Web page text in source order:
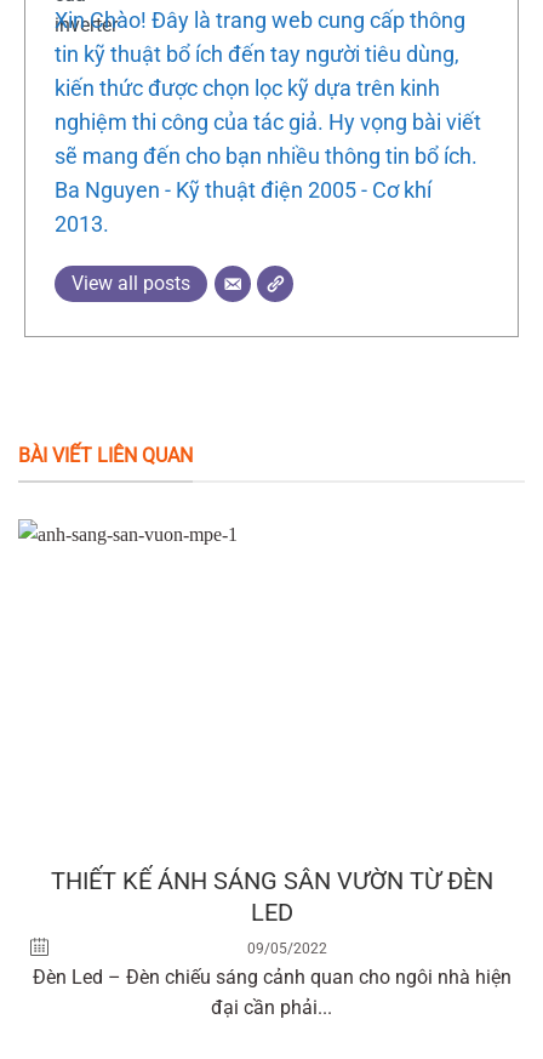
Xin Chào! Đây là trang web cung cấp thông
tin kỹ thuật bổ ích đến tay người tiêu dùng,
kiến thức được chọn lọc kỹ dựa trên kinh
nghiệm thi công của tác giả. Hy vọng bài viết
sẽ mang đến cho bạn nhiều thông tin bổ ích.
Ba Nguyen - Kỹ thuật điện 2005 - Cơ khí
2013.
View all posts
BÀI VIẾT LIÊN QUAN
THIẾT KẾ ÁNH SÁNG SÂN VƯỜN TỪ ĐÈN
LED
09/05/2022
Đèn Led – Đèn chiếu sáng cảnh quan cho ngôi nhà hiện
đại cần phải...